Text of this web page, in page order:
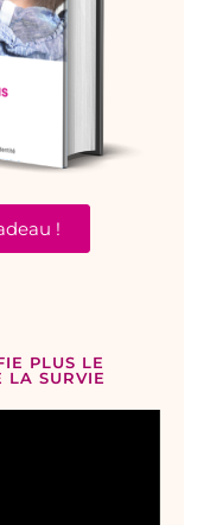
!
PLUS LE
LA SURVIE